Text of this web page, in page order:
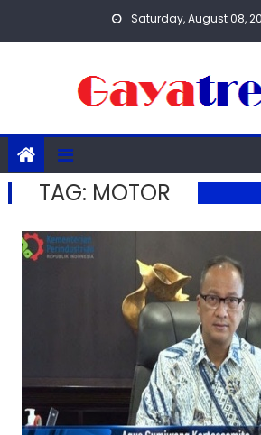
Saturday, August 08,
TAG: MOTOR